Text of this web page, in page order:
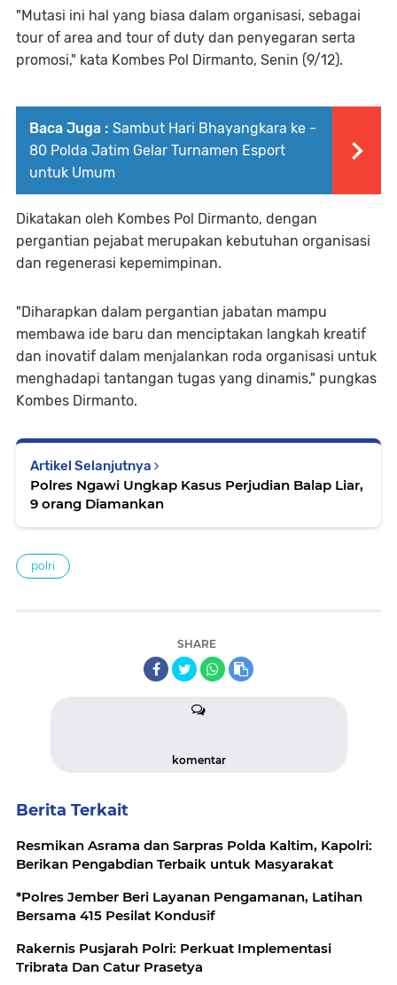
"Mutasi ini hal yang biasa dalam organisasi, sebagai
tour of area and tour of duty dan penyegaran serta
promosi," kata Kombes Pol Dirmanto, Senin (9/12).
Baca Juga : Sambut Hari Bhayangkara ke -
80 Polda Jatim Gelar Turnamen Esport
untuk Umum
Dikatakan oleh Kombes Pol Dirmanto, dengan
pergantian pejabat merupakan kebutuhan organisasi
dan regenerasi kepemimpinan.
"Diharapkan dalam pergantian jabatan mampu
membawa ide baru dan menciptakan langkah kreatif
dan inovatif dalam menjalankan roda organisasi untuk
menghadapi tantangan tugas yang dinamis," pungkas
Kombes Dirmanto.
Artikel Selanjutnya
Polres Ngawi Ungkap Kasus Perjudian Balap Liar,
9 orang Diamankan
polri
SHARE
komentar
Berita Terkait
Resmikan Asrama dan Sarpras Polda Kaltim, Kapolri:
Berikan Pengabdian Terbaik untuk Masyarakat
*Polres Jember Beri Layanan Pengamanan, Latihan
Bersama 415 Pesilat Kondusif
Rakernis Pusjarah Polri: Perkuat Implementasi
Tribrata Dan Catur Prasetya